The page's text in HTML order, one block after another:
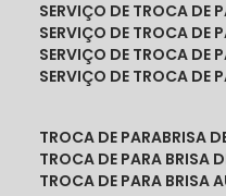
SERVIÇO DE TROCA DE
SERVIÇO DE TROCA DE
SERVIÇO DE TROCA DE
SERVIÇO DE TROCA DE
TROCA DE PARABRISA
TROCA DE PARA BRISA
TROCA DE PARA BRISA